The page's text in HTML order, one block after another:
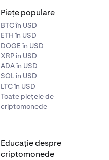
Piețe populare
BTC în USD
ETH în USD
DOGE în USD
XRP în USD
ADA în USD
SOL în USD
LTC în USD
Toate piețele de
criptomonede
Educație despre
criptomonede